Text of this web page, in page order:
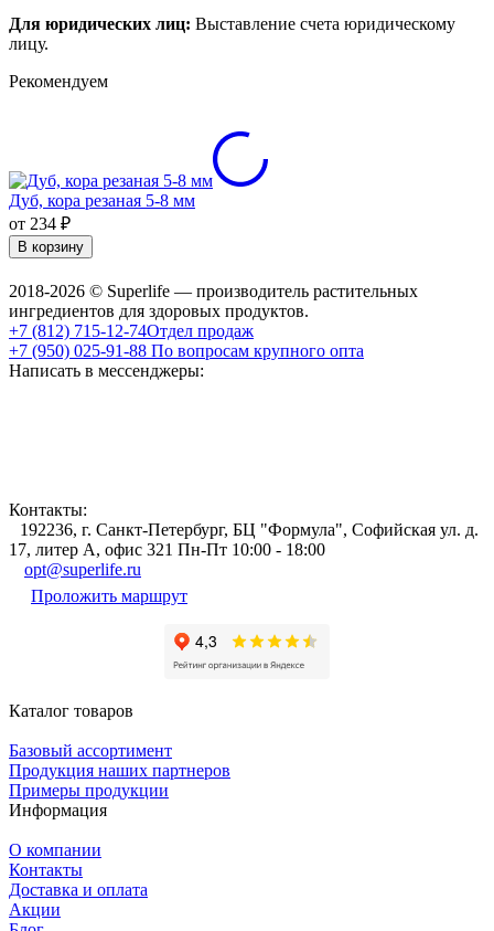
Для юридических лиц: Выставление счета юридическому
лицу.
Рекомендуем
Дуб, кора резаная 5-8 мм
от 234 ₽
В корзину
2018-2026 © Superlife — производитель растительных
ингредиентов для здоровых продуктов.
+7 (812) 715-12-74Отдел продаж
+7 (950) 025-91-88 По вопросам крупного опта
Написать в мессенджеры:
Контакты:
192236, г. Санкт-Петербург, БЦ "Формула", Софийская ул. д.
17, литер А, офис 321 Пн-Пт 10:00 - 18:00
opt@superlife.ru
Проложить маршрут
Каталог товаров
Базовый ассортимент
Продукция наших партнеров
Примеры продукции
Информация
О компании
Контакты
Доставка и оплата
Акции